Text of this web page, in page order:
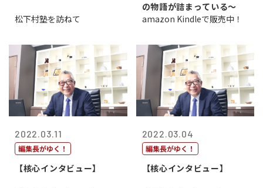
松下村塾を訪ねて
の物語が詰まっている〜
amazon Kindleで販売中！
2022.03.11
編集長がゆく！
【核心インタビュー】
2022.03.04
編集長がゆく！
【核心インタビュー】